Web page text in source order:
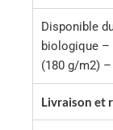
Disponible
biologique –
(180 g/m2)
Livraison et